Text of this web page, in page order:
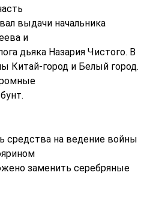
выдачи начальника
и
дьяка Назария Чистого. В
Китай-город и Белый город.
средства на ведение войны
заменить серебряные